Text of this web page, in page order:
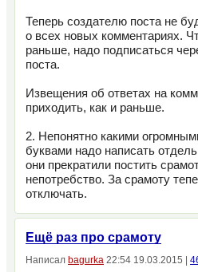
Теперь создателю поста не
о всех новых комментариях.
раньше, надо подписаться
поста.
Извещения об ответах на
приходить, как и раньше.
2. Непонятно какими
буквами надо написать
они прекратили постить
непотребство. За срамоту
отключать.
Ещё раз про срамоту
Написал bagurka 22:54 19.03.2015 |